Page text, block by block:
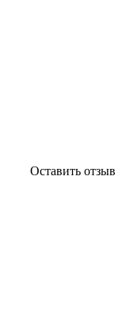
Оставить отзыв